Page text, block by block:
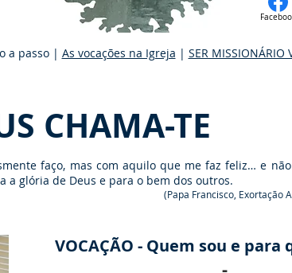
a passo | As vocações na Igreja | SER MISSIONÁRIO
CHAMA-TE
faço, mas com aquilo que me faz feliz… e
glória de Deus e para o bem dos outros.
(Papa Francisco, Exortação
VOCAÇÃO - Quem sou e para